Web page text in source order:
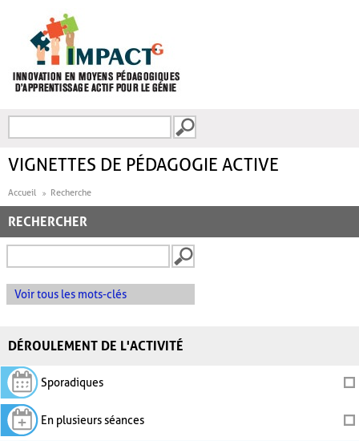
FORMULAIRE DE
VIGNETTES DE PÉDAGOGIE ACTIVE
Accueil Recherche
RECHERCHER
Voir tous les mots-clés
DÉROULEMENT DE L'ACTIVITÉ
Sporadiques
En plusieurs séances